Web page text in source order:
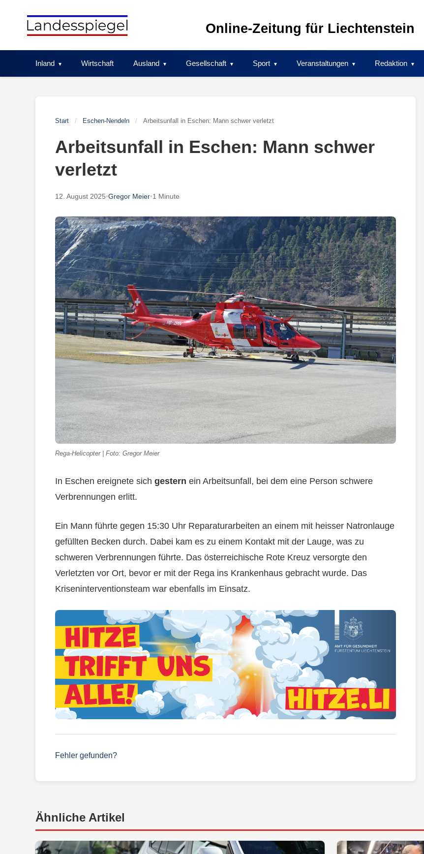
Online-Zeitung für Liechtenstein
Inland Wirtschaft Ausland Gesellschaft Sport Veranstaltungen Redaktion
Start / Eschen-Nendeln / Arbeitsunfall in Eschen: Mann schwer verletzt
Arbeitsunfall in Eschen: Mann schwer
verletzt
12. August 2025•Gregor Meier•1 Minute
Rega-Helicopter | Foto: Gregor Meier
In Eschen ereignete sich gestern ein Arbeitsunfall, bei dem eine Person schwere
Verbrennungen erlitt.
Ein Mann führte gegen 15:30 Uhr Reparaturarbeiten an einem mit heisser Natronlauge
gefüllten Becken durch. Dabei kam es zu einem Kontakt mit der Lauge, was zu
schweren Verbrennungen führte. Das österreichische Rote Kreuz versorgte den
Verletzten vor Ort, bevor er mit der Rega ins Krankenhaus gebracht wurde. Das
Kriseninterventionsteam war ebenfalls im Einsatz.
Fehler gefunden?
Ähnliche Artikel